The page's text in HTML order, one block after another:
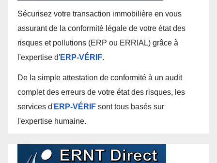
Sécurisez votre transaction immobilière en vous
assurant de la conformité légale de votre état des
risques et pollutions (ERP ou ERRIAL) grâce à
l'expertise d'ERP-VÉRIF.
De la simple attestation de conformité à un audit
complet des erreurs de votre état des risques, les
services d'ERP-VÉRIF sont tous basés sur
l'expertise humaine.